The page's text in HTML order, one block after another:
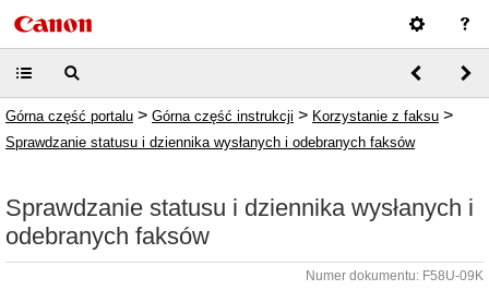
Górna część portalu > Górna część instrukcji > Korzystanie z faksu >
Sprawdzanie statusu i dziennika wysłanych i odebranych faksów
Sprawdzanie statusu i dziennika wysłanych i
odebranych faksów
Numer dokumentu: F58U-09K